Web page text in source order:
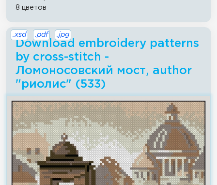
8 цветов
Download embroidery patterns
by cross-stitch -
Ломоносовский мост, author
"риолис" (533)
.xsd .pdf .jpg